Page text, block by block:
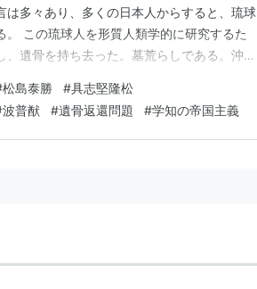
は多々あり、多くの日本人からすると、琉球
この琉球人を形質人類学的に研究するた
遺骨を持ち去った。墓荒らしである。沖縄
の盗掘に手を貸していたなんて。 しか
県教育委員会に琉球…
松島泰勝 #具志堅隆松
波普猷 #遺骨返還問題 #学知の帝国主義